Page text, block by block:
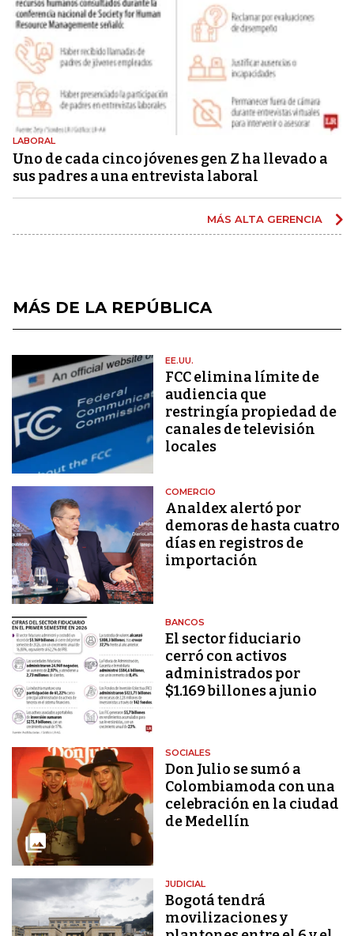
LABORAL
Uno de cada cinco jóvenes gen Z ha llevado a
sus padres a una entrevista laboral
MÁS ALTA GERENCIA
MÁS DE LA REPÚBLICA
EE.UU.
FCC elimina límite de
audiencia que
restringía propiedad de
canales de televisión
locales
COMERCIO
Analdex alertó por
demoras de hasta cuatro
días en registros de
importación
BANCOS
El sector fiduciario
cerró con activos
administrados por
$1.169 billones a junio
SOCIALES
Don Julio se sumó a
Colombiamoda con una
celebración en la ciudad
de Medellín
JUDICIAL
Bogotá tendrá
movilizaciones y